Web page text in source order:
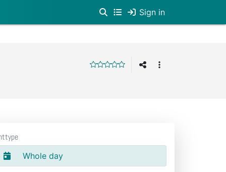
Sign in
Whole day